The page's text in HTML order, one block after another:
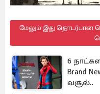
மேலும் இது தொடர்பான
6
Brand
வசூல்..